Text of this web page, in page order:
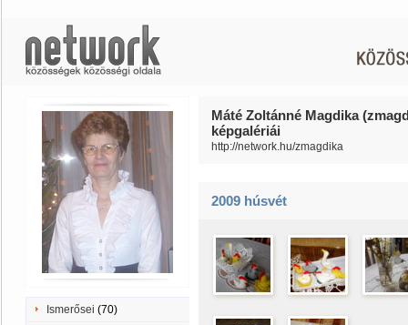
Ismerősei (70)
Máté Zoltánné Magdika
képgalériái
http://network.hu/zmagdika
2009 húsvét